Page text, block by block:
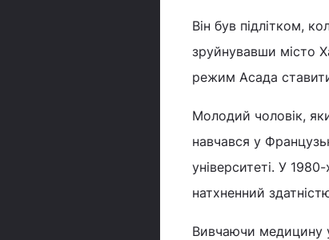
Він був підлітком,
зруйнувавши місто
режим Асада
Молодий чоловік,
навчався у
університеті. У
натхненний
Вивчаючи медицину